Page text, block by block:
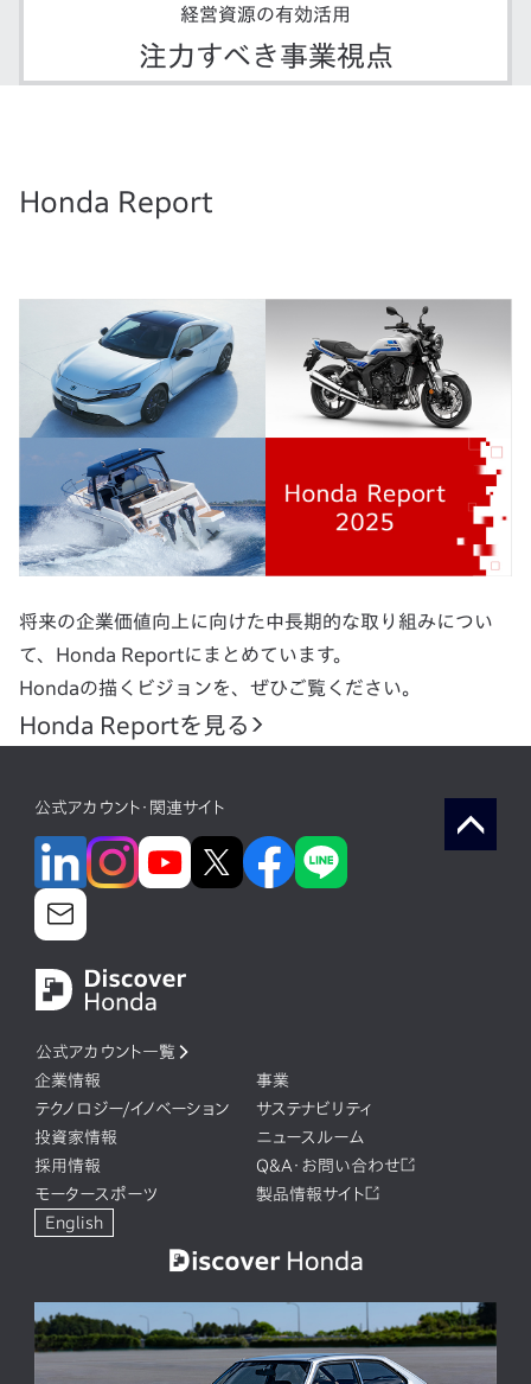
経営資源の有効活用
注力すべき事業視点
Honda Report
将来の企業価値向上に向けた中長期的な取り組みについ
て、Honda Reportにまとめています。
Hondaの描くビジョンを、ぜひご覧ください。
Honda Reportを見る
公式アカウント・関連サイト
公式アカウント一覧
企業情報
事業
テクノロジー/イノベーション
サステナビリティ
投資家情報
ニュースルーム
採用情報
Q&A・お問い合わせ
モータースポーツ
製品情報サイト
English